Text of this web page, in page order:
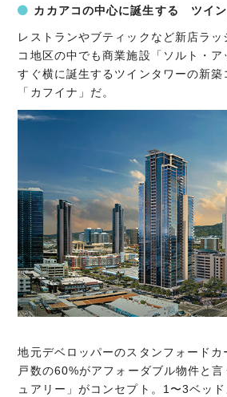
カカアコの中心に誕生する ツイ
レストランやブティックなど新店ラッ
コ地区の中でも商業施設「ソルト・
すぐ横に誕生するツインタワーの新築
「カフイナ」だ。
地元デベロッパーのスタンフォードカ
戸数の60%がアフォーダブル物件と
ュアリー」がコンセプト。1〜3ベッ